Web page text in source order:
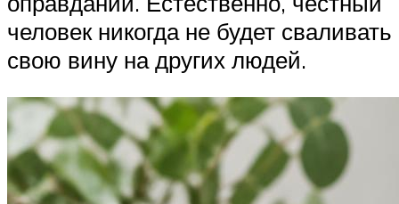
человек никогда не будет сваливать
свою вину на других людей.